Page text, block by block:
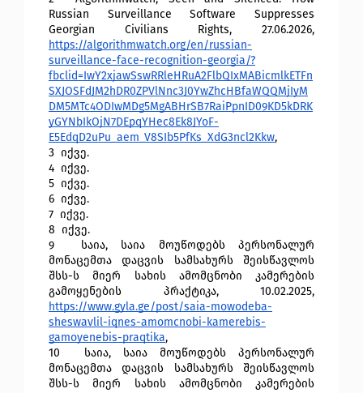
Russian Surveillance Software Suppresses
https://algorithmwatch.org/en/russian-
surveillance-face-recognition-georgia/?
fbclid=IwY2xjawSswRRleHRuA2FlbQIxMABicmlkETFn
SXJOSFdJM2hDR0ZPVlNnc3J0YwZhcHBfaWQQMjIyM
DM5MTc4ODIwMDg5MgABHrSB7RaiPpnID09KD5kDRK
yGYNbIkOjN7DEpqYHec8Ek8JYoF-
E5EdqD2uPu_aem_V8SIb5PfKs_XdG3ncl2Kkw,
3 იქვე.
4 იქვე.
5 იქვე.
6 იქვე.
7 იქვე.
8 იქვე.
9
საია, საია მოუწოდებს პერსონალურ
მონაცემთა დაცვის სამსახურს შეისწავლოს
შსს-ს მიერ სახის ამომცნობი კამერების
https://www.gyla.ge/post/saia-mowodeba-
sheswavlil-iqnes-amomcnobi-kamerebis-
gamoyenebis-praqtika,
10
საია, საია მოუწოდებს პერსონალურ
მონაცემთა დაცვის სამსახურს შეისწავლოს
შსს-ს მიერ სახის ამომცნობი კამერების